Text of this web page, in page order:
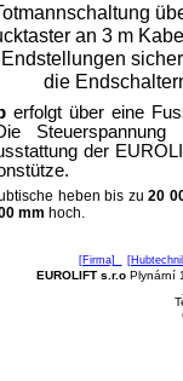
an 3 m
Endstellungen
die
erfolgt über eine
der
heben bis zu20
mm hoch.
[Firma]
EUROLIFT s.r.o Plynární